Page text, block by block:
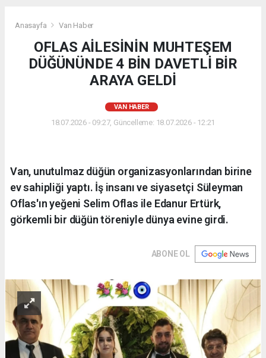
Anasayfa Van Haber
OFLAS AİLESİNİN MUHTEŞEM
DÜĞÜNÜNDE 4 BİN DAVETLİ BİR
ARAYA GELDİ
VAN HABER
18.07.2026 - 09:27, Güncelleme: 18.07.2026 - 12:21
Van, unutulmaz düğün organizasyonlarından birine
ev sahipliği yaptı. İş insanı ve siyasetçi Süleyman
Oflas'ın yeğeni Selim Oflas ile Edanur Ertürk,
görkemli bir düğün töreniyle dünya evine girdi.
ABONE OL